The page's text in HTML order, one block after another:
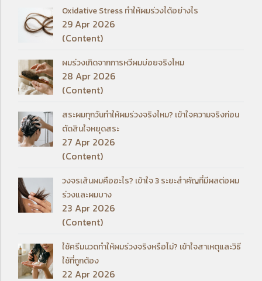
Oxidative Stress ทำให้ผมร่วงได้อย่างไร
29 Apr 2026
(Content)
ผมร่วงเกิดจากการหวีผมบ่อยจริงไหม
28 Apr 2026
(Content)
สระผมทุกวันทำให้ผมร่วงจริงไหม? เข้าใจความจริงก่อน
ตัดสินใจหยุดสระ
27 Apr 2026
(Content)
วงจรเส้นผมคืออะไร? เข้าใจ 3 ระยะสำคัญที่มีผลต่อผม
ร่วงและผมบาง
23 Apr 2026
(Content)
ใช้ครีมนวดทำให้ผมร่วงจริงหรือไม่? เข้าใจสาเหตุและวิธี
ใช้ที่ถูกต้อง
22 Apr 2026